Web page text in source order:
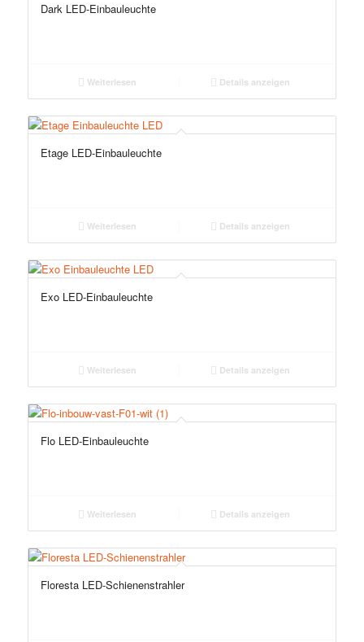
Dark LED-Einbauleuchte
Weiterlesen Details anzeigen
Etage LED-Einbauleuchte
Weiterlesen Details anzeigen
Exo LED-Einbauleuchte
Weiterlesen Details anzeigen
Flo LED-Einbauleuchte
Weiterlesen Details anzeigen
Floresta LED-Schienenstrahler